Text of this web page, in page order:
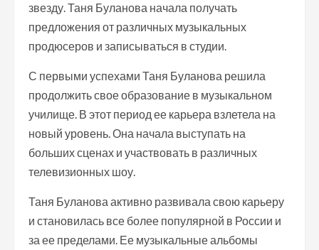
звезду. Таня Буланова начала получать
предложения от различных музыкальных
продюсеров и записываться в студии.
С первыми успехами Таня Буланова решила
продолжить свое образование в музыкальном
училище. В этот период ее карьера взлетела на
новый уровень. Она начала выступать на
больших сценах и участвовать в различных
телевизионных шоу.
Таня Буланова активно развивала свою карьеру
и становилась все более популярной в России и
за ее пределами. Ее музыкальные альбомы